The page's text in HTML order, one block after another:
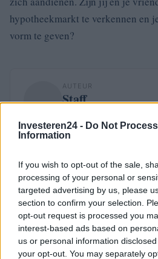
Investeren24 - Do Not
Information
If you wish to opt-out of the sale,
processing of your personal or
targeted advertising by us, please
section to confirm your selection.
opt-out request is processed you
interest-based ads based on
us or personal information
your opt-out. You may separately
hypotheekmarkt te verkennen en
vorm te geven?
AUTEUR
Staff